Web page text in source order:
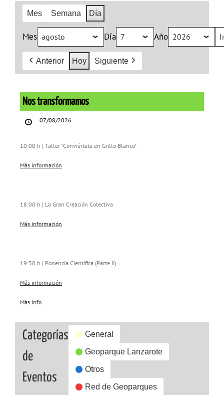
Mes Semana Día
Mes Día Año
Anterior Hoy Siguiente
transformamos
Nos transformamos
07/08/2026
10:00 h | Taller "Conviértete en Grillo Blanco"
Más información
18:00 h | La Gran Creación Colectiva
Más información
19:30 h | Ponencia Científica (Parte II)
Más información
Más info..
Categorías
de
Eventos
General
Geoparque Lanzarote
Otros
Red de Geoparques